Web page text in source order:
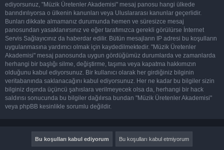
ediyorsunuz, "Müzik Üretenler Akademisi" mesaj panosu hangi ülkede
barındırılıyorsa o ülkenin kanunları veya Uluslararası kanunlar geçerlidir.
Bunları dikkate almamanız durumunda hemen ve süresizce mesaj
panosundan yasaklanırsınız ve eğer tarafımızca gerekli görülürse İnternet
Servis Sağlayıcınız da haberdar edilir. Bütün mesajların IP adresi bu koşulların
uygulanmasına yardımcı olmak için kaydedilmektedir. "Müzik Üretenler
Akademisi" mesaj panosunda uygun gördüğümüz durumlarda ve zamanlarda
herhangi bir başlığı silme, değiştirme, taşıma veya kapatma hakkımızın
olduğunu kabul ediyorsunuz. Bir kullanıcı olarak her girdiğiniz bilginin
veritabanında saklanacağını kabul ediyorsunuz. Her ne kadar bu bilgiler sizin
bilginiz dışında üçüncü şahıslara verilmeyecek olsa da, herhangi bir hack
saldırısı sonucunda bu bilgiler dağılırsa bundan "Müzik Üretenler Akademisi"
veya phpBB kesinlikle sorumlu değildir.